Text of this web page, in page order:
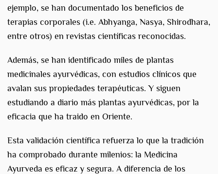
ejemplo, se han documentado los beneficios de
terapias corporales (i.e. Abhyanga, Nasya, Shirodhara,
entre otros) en revistas científicas reconocidas.
Además, se han identificado miles de plantas
medicinales ayurvédicas, con estudios clínicos que
avalan sus propiedades terapéuticas. Y siguen
estudiando a diario más plantas ayurvédicas, por la
eficacia que ha traido en Oriente.
Esta validación científica refuerza lo que la tradición
ha comprobado durante milenios: la Medicina
Ayurveda es eficaz y segura. A diferencia de los